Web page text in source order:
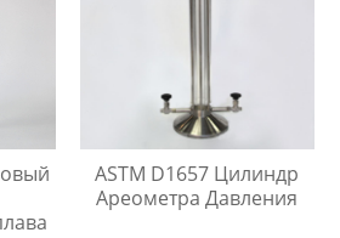
ASTM D1657 Цилиндр
Ареометра Давления